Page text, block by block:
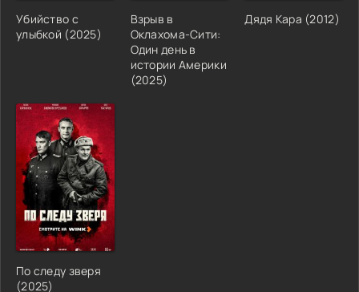
Убийство с
улыбкой (2025)
Взрыв в
Оклахома-Сити:
Один день в
истории Америки
(2025)
Дядя Кара (2012)
По следу зверя
(2025)